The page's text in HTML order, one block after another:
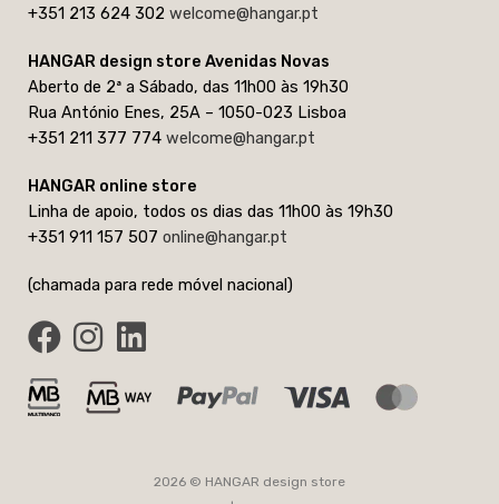
+351 213 624 302 welcome@hangar.pt
HANGAR design store Avenidas Novas
Aberto de 2ª a Sábado, das 11h00 às 19h30
Rua António Enes, 25A – 1050-023 Lisboa
+351 211 377 774 welcome@hangar.pt
HANGAR online store
Linha de apoio, todos os dias das 11h00 às 19h30
+351 911 157 507 online@hangar.pt
(chamada para rede móvel nacional)
2026 © HANGAR design store